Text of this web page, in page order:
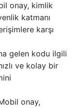
onay, kimlik
katmanı
karşı
gelen kodu ilgili
ve kolay bir
onay,